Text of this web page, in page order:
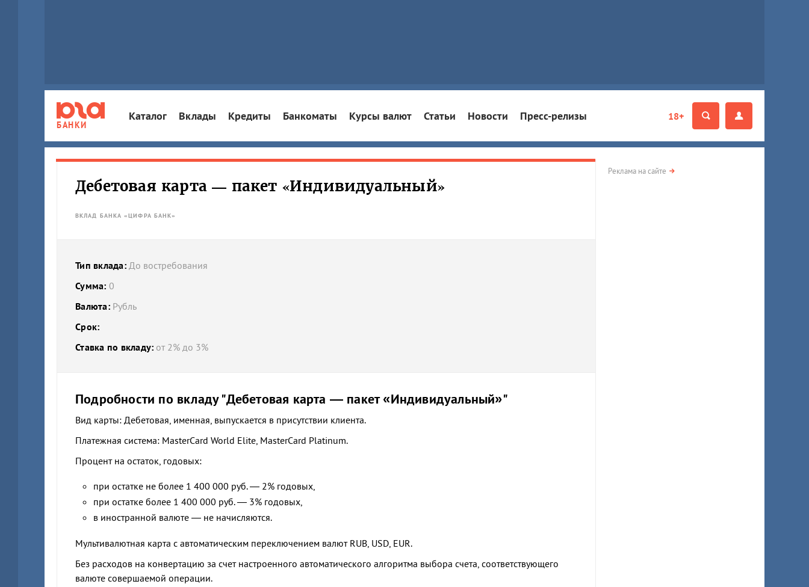
БАНКИ
18+
Каталог Вклады Кредиты Банкоматы Курсы валют Статьи Новости Пресс-релизы
Дебетовая карта — пакет «Индивидуальный»
ВКЛАД БАНКА «ЦИФРА БАНК»
Тип вклада: До востребования
Сумма: 0
Валюта: Рубль
Срок:
Ставка по вкладу: от 2% до 3%
Подробности по вкладу "Дебетовая карта — пакет «Индивидуальный»"
Вид карты: Дебетовая, именная, выпускается в присутствии клиента.
Платежная система: MasterCard World Elite, MasterCard Platinum.
Процент на остаток, годовых:
при остатке не более 1 400 000 руб. — 2% годовых,
при остатке более 1 400 000 руб. — 3% годовых,
в иностранной валюте — не начисляются.
Мультивалютная карта c автоматическим переключением валют RUB, USD, EUR.
Без расходов на конвертацию за счет настроенного автоматического алгоритма выбора счета, соответствующего
валюте совершаемой операции.
Реклама на сайте